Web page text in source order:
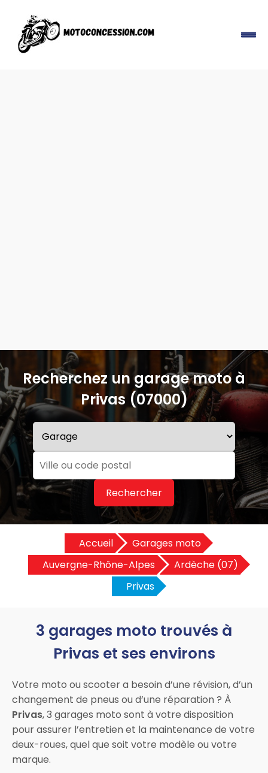
Recherchez un garage moto à
Privas (07000)
Rechercher
Accueil
Garages moto
Auvergne-Rhône-Alpes
Ardèche (07)
Privas
3 garages moto trouvés à
Privas et ses environs
Votre moto ou scooter a besoin d’une révision, d’un
changement de pneus ou d’une réparation ? À
Privas, 3 garages moto sont à votre disposition
pour assurer l’entretien et la maintenance de votre
deux-roues, quel que soit votre modèle ou votre
marque.